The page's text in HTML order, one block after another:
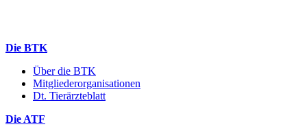
Die BTK
Über die BTK
Mitgliederorganisationen
Dt. Tierärzteblatt
Die ATF